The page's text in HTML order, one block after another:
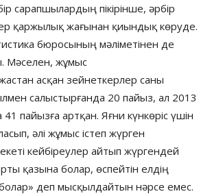
сарапшылардың пікірінше, әрбір
қаржылық жағынан қиындық көруде.
бюросының мәліметінен де
Мәселен, жұмыс
асқан зейнеткерлер саны
салыстырғанда 20 пайыз, ал 2013
пайызға артқан. Яғни күнкөріс үшін
әлі жұмыс істеп жүрген
кейбіреулер айтып жүргендей
қазына болар, өспейтін елдің
деп мысқылдайтын нәрсе емес.